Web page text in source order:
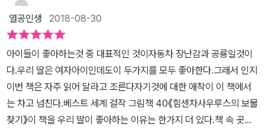
너뜨리고6가지의 힘센차 사우루스들은 험난한 길을 힘을 모아 난관
을 극복해 나가는 이야기 책이예요혼자만 좋아하는 아이에게 협동심
을 알려주고 친구과 함께 함에 있ㅓ서 좋은책마지막으로 도착한 곳은
푸른바다푸른 바다에서는 잠수함 사우루스를 구해준 힘센차사우루스
의성어가 많이 나오는 책아이에게 읽어주면서 발음이 안되는 부분도
있어서 웃기도 했네요중장비 차에 공룡을 합진 힘센차사우루스아이
도 보기 좋아하고 혼자서도 잘 보는 책잠잘때도 읽어주라고 하는 책
나중에 크면 멋진 공룡이 되고 싶다는 아이아이와 갬있게 보면 좋
열공인생 2018-08-30
아이들이 좋아하는것 중 대표적인 것이자동차 장난감과 공룡일것이
다.우리 딸은 여자아이인데도이 두가지를 모두 좋아한다.그래서 인지
이번 책은 자주 읽어 달라고 조른다자기것에 대한 애착이 이 책에서
는 차고 넘친다.베스트 세계 걸작 그림책 40《힘센차사우루스의 보물
찾기》이 책을 우리 딸이 좋아하는 이유는 한가지 더 있다.책 속 곳곳